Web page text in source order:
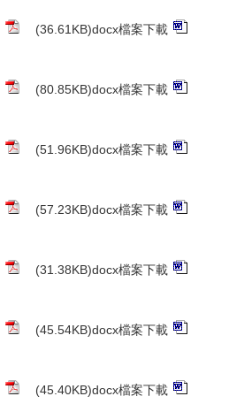
(36.61KB)docx檔案下載
(80.85KB)docx檔案下載
(51.96KB)docx檔案下載
(57.23KB)docx檔案下載
(31.38KB)docx檔案下載
(45.54KB)docx檔案下載
(45.40KB)docx檔案下載